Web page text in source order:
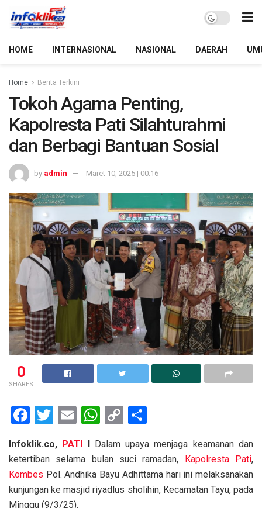
HOME INTERNASIONAL NASIONAL DAERAH
Home Berita Terkini
Tokoh Agama Penting,
Kapolresta Pati Silahturahmi
dan Berbagi Bantuan Sosial
by admin Maret 10, 2025 | 00:16
0
SHARES
F
ce
b
o
T
tt
er
E
ail
W
at
s
A
C
py
Li
n
ar
e
Infoklik.co, PATI
Dalam upaya menjaga keamanan dan
ketertiban selama bulan suci ramadan,
Kapolresta Pati,
Kombes Pol. Andhika Bayu Adhittama hari ini melaksanakan
kunjungan ke masjid riyadlus sholihin, Kecamatan Tayu, pada
Minggu (9/3/25).